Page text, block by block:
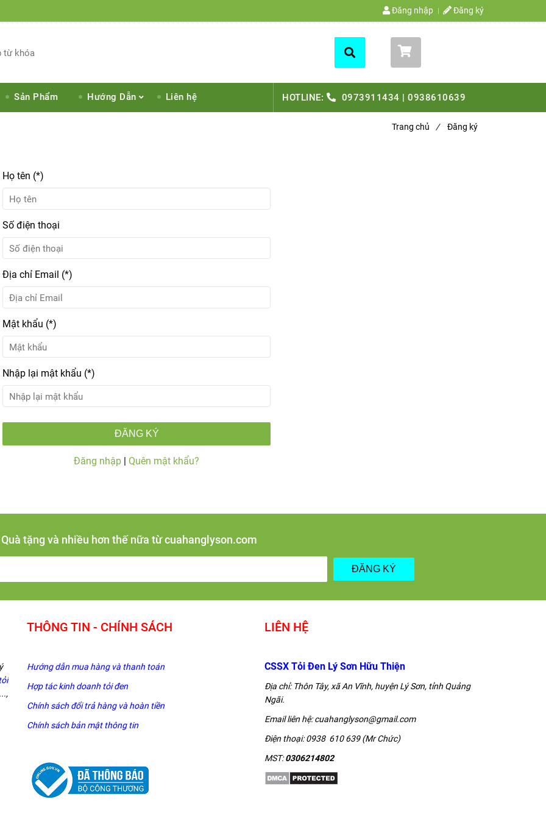
Đăng nhập Đăng ký
Sản Phẩm Hướng Dẫn Liên hệ HOTLINE: 0973911434 | 0938610639
Trang chủ / Đăng ký
Họ tên (*)
Số điện thoại
Địa chỉ Email (*)
Mật khẩu (*)
Nhập lại mật khẩu (*)
ĐĂNG KÝ
Đăng nhập | Quên mật khẩu?
tặng và nhiều hơn thế nữa từ cuahanglyson.com
ĐĂNG KÝ
THÔNG TIN - CHÍNH SÁCH
Hướng dẫn mua hàng và thanh toán
Hợp tác kinh doanh tỏi đen
Chính sách đổi trả hàng và hoàn tiền
Chính sách bản mật thông tin
LIÊN HỆ
CSSX Tỏi Đen Lý Sơn Hữu Thiện
Địa chỉ: Thôn Tây, xã An Vĩnh, huyện Lý Sơn, tỉnh Quảng
Ngãi.
Email liên hệ: cuahanglyson@gmail.com
Điện thoại: 0938 610 639 (Mr Chức)
MST:0306214802